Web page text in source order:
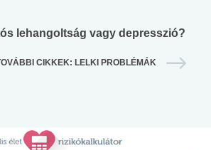
lehangoltság vagy depresszió?
CIKKEK: LELKI PROBLÉMÁK